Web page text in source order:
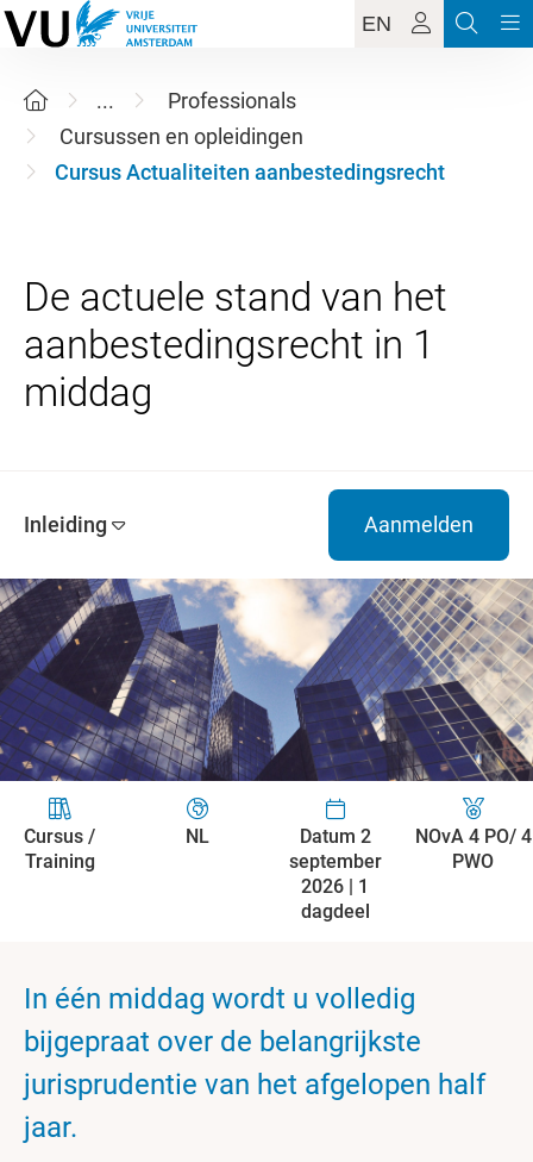
EN
...
Professionals
Cursussen en opleidingen
Cursus Actualiteiten aanbestedingsrecht
De actuele stand van het
aanbestedingsrecht in 1
Inleiding Aanmelden
Cursus /
Training
NL
Datum 2
september
2026 | 1
dagdeel
NOvA 4 PO/ 4
PWO
In één middag wordt u volledig
bijgepraat over de belangrijkste
jurisprudentie van het afgelopen half
jaar.